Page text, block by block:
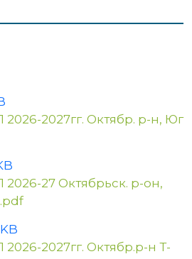
2027гг. Октябр. р-н, Юг
27 Октябрьск. р-он,
2027гг. Октябр.р-н Т-